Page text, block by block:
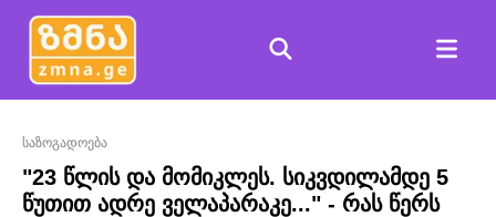
საზოგადოება
"23 წლის და მომიკლეს. სიკვდილამდე 5
წუთით ადრე ველაპარაკე..." - რას წერს